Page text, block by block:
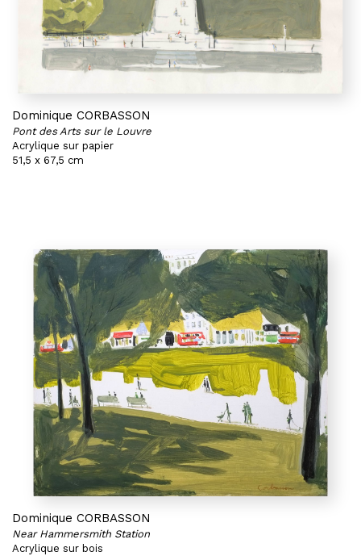
Dominique CORBASSON
Pont des Arts sur le Louvre
Acrylique sur papier
51,5 x 67,5 cm
Dominique CORBASSON
Near Hammersmith Station
Acrylique sur bois